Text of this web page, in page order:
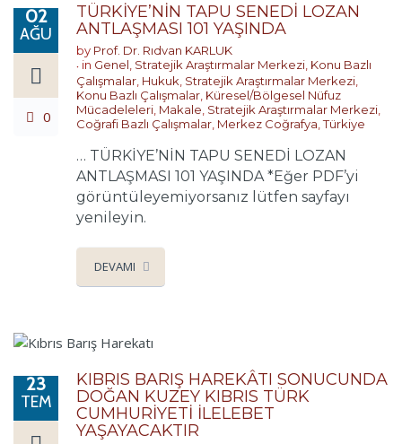
02
AĞU
0
TÜRKİYE’NİN TAPU SENEDİ LOZAN
ANTLAŞMASI 101 YAŞINDA
by Prof. Dr. Rıdvan KARLUK
in Genel Stratejik Araştırmalar Merkezi Konu Bazlı
Çalışmalar Hukuk Stratejik Araştırmalar Merkezi
Konu Bazlı Çalışmalar Küresel/Bölgesel Nüfuz
Mücadeleleri Makale Stratejik Araştırmalar Merkezi
Coğrafi Bazlı Çalışmalar Merkez Coğrafya ,Türkiye
… TÜRKİYE’NİN TAPU SENEDİ LOZAN
ANTLAŞMASI 101 YAŞINDA *Eğer PDF’yi
görüntüleyemiyorsanız lütfen sayfayı
yenileyin.
DEVAMI
23
TEM
KIBRIS BARIŞ HAREKÂTI SONUCUNDA
DOĞAN KUZEY KIBRIS TÜRK
CUMHURİYETİ İLELEBET
YAŞAYACAKTIR